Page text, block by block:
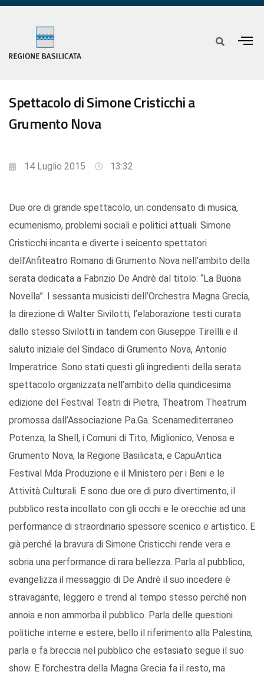
Spettacolo di Simone Cristicchi a
Grumento Nova
14 Luglio 2015 13:32
Due ore di grande spettacolo, un condensato di musica,
ecumenismo, problemi sociali e politici attuali. Simone
Cristicchi incanta e diverte i seicento spettatori
dell’Anfiteatro Romano di Grumento Nova nell’ambito della
serata dedicata a Fabrizio De Andrè dal titolo: “La Buona
Novella”. I sessanta musicisti dell’Orchestra Magna Grecia,
la direzione di Walter Sivilotti, l’elaborazione testi curata
dallo stesso Sivilotti in tandem con Giuseppe Tirellli e il
saluto iniziale del Sindaco di Grumento Nova, Antonio
Imperatrice. Sono stati questi gli ingredienti della serata
spettacolo organizzata nell’ambito della quindicesima
edizione del Festival Teatri di Pietra, Theatrom Theatrum
promossa dall’Associazione Pa.Ga. Scenamediterraneo
Potenza, la Shell, i Comuni di Tito, Miglionico, Venosa e
Grumento Nova, la Regione Basilicata, e CapuAntica
Festival Mda Produzione e il Ministero per i Beni e le
Attività Culturali. E sono due ore di puro divertimento, il
pubblico resta incollato con gli occhi e le orecchie ad una
performance di straordinario spessore scenico e artistico. E
già perché la bravura di Simone Cristicchi rende vera e
sobria una performance di rara bellezza. Parla al pubblico,
evangelizza il messaggio di De Andrè il suo incedere è
stravagante, leggero e trend al tempo stesso perché non
annoia e non ammorba il pubblico. Parla delle questioni
politiche interne e estere, bello il riferimento alla Palestina,
parla e fa breccia nel pubblico che estasiato segue il suo
show. E l’orchestra della Magna Grecia fa il resto, ma